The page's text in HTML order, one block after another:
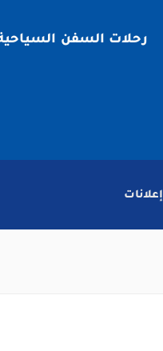
رحلات السفن
إعلانات